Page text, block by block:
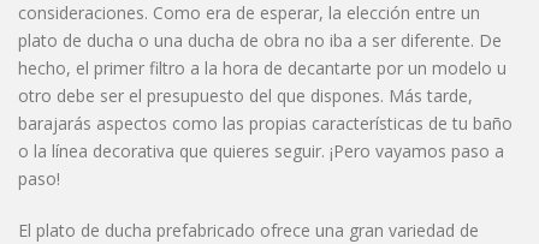
consideraciones. Como era de esperar, la elección entre un
plato de ducha o una ducha de obra no iba a ser diferente. De
hecho, el primer filtro a la hora de decantarte por un modelo u
otro debe ser el presupuesto del que dispones. Más tarde,
barajarás aspectos como las propias características de tu baño
o la línea decorativa que quieres seguir. ¡Pero vayamos paso a
paso!
El plato de ducha prefabricado ofrece una gran variedad de